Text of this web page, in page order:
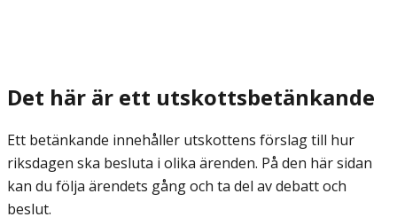
Det här är ett utskottsbetänkande
Ett betänkande innehåller utskottens förslag till hur
riksdagen ska besluta i olika ärenden. På den här sidan
kan du följa ärendets gång och ta del av debatt och
beslut.